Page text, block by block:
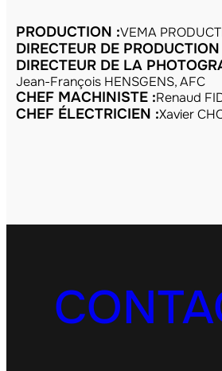
PRODUCTION :VEMA
DIRECTEUR DE PRODUCTION
DIRECTEUR DE LA
Jean-François HENSGENS, AFC
CHEF MACHINISTE :Renaud
CHEF ÉLECTRICIEN :Xavier